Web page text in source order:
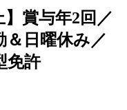
】賞与年2回／
＆日曜休み／
免許